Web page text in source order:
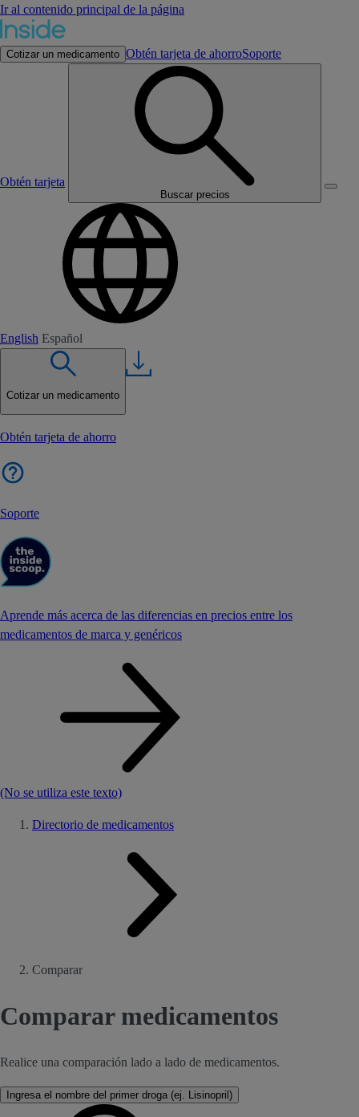
Ir al contenido principal de la página
Cotizar un medicamento Obtén tarjeta de ahorroSoporte
Obtén tarjeta
Buscar precios
English Español
Cotizar un medicamento
Obtén tarjeta de ahorro
Soporte
Aprende más acerca de las diferencias en precios entre los
medicamentos de marca y genéricos
(No se utiliza este texto)
Directorio de medicamentos
Comparar
Comparar medicamentos
Realice una comparación lado a lado de medicamentos.
Ingresa el nombre del primer droga (ej. Lisinopril)